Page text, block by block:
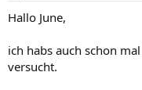
Hallo June,
ich habs auch schon
versucht.